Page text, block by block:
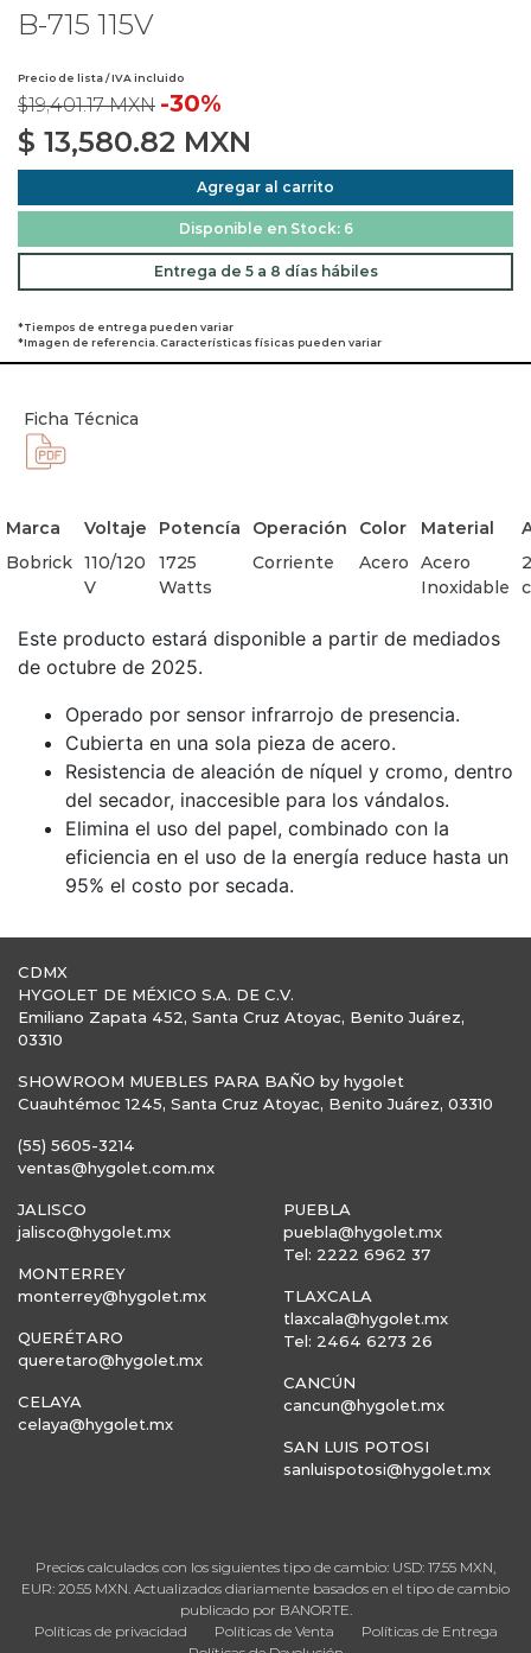
B-715 115V
Precio de lista / IVA incluido
$19,401.17 MXN -30%
$ 13,580.82 MXN
Agregar al carrito
Disponible en Stock: 6
Entrega de 5 a 8 días hábiles
*Tiempos de entrega pueden variar
*Imagen de referencia. Características físicas pueden variar
Ficha Técnica
Marca Voltaje Potencía Operación Color Material
Bobrick 110/120
V
1725
Watts
Corriente Acero
Acero
Inoxidable
Este producto estará disponible a partir de mediados
de octubre de 2025.
Operado por sensor infrarrojo de presencia.
Cubierta en una sola pieza de acero.
Resistencia de aleación de níquel y cromo, dentro
del secador, inaccesible para los vándalos.
Elimina el uso del papel, combinado con la
eficiencia en el uso de la energía reduce hasta un
95% el costo por secada.
CDMX
HYGOLET DE MÉXICO S.A. DE C.V.
Emiliano Zapata 452, Santa Cruz Atoyac, Benito Juárez,
03310
SHOWROOM MUEBLES PARA BAÑO by hygolet
Cuauhtémoc 1245, Santa Cruz Atoyac, Benito Juárez, 03310
(55) 5605-3214
ventas@hygolet.com.mx
JALISCO
jalisco@hygolet.mx
MONTERREY
monterrey@hygolet.mx
QUERÉTARO
queretaro@hygolet.mx
CELAYA
celaya@hygolet.mx
PUEBLA
puebla@hygolet.mx
Tel: 2222 6962 37
TLAXCALA
tlaxcala@hygolet.mx
Tel: 2464 6273 26
CANCÚN
cancun@hygolet.mx
SAN LUIS POTOSI
sanluispotosi@hygolet.mx
Precios calculados con los siguientes tipo de cambio: USD: 17.55 MXN,
EUR: 20.55 MXN. Actualizados diariamente basados en el tipo de cambio
publicado por BANORTE.
Políticas de privacidad
Políticas de Venta
Políticas de Entrega